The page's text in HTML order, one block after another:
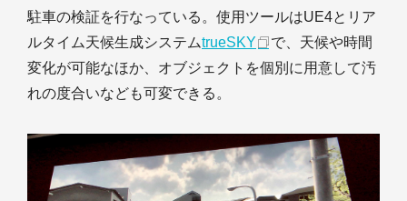
駐車の検証を行なっている。使用ツールはUE4とリア
ルタイム天候生成システムtrueSKY
で、天候や時間
変化が可能なほか、オブジェクトを個別に用意して汚
れの度合いなども可変できる。